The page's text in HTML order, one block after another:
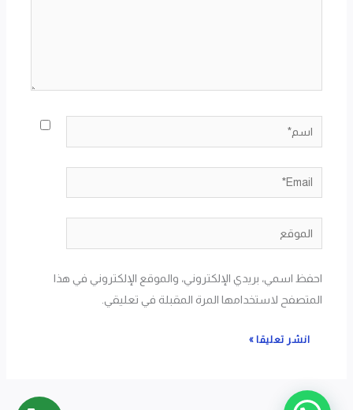
اسم*
Email*
الموقع
احفظ اسمي، بريدي الإلكتروني، والموقع الإلكتروني في هذا
المتصفح لاستخدامها المرة المقبلة في تعليقي.